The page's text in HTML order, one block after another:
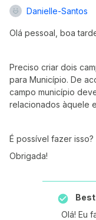
Danielle-Santos
Olá pessoal, boa
Preciso criar dois
para Município. De
campo município
relacionados àquele
É possível fazer isso?
Obrigada!
Olá! Eu